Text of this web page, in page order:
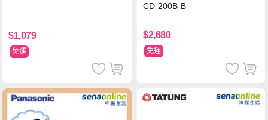
$1,079
免運
CD-200B-B
$2,680
免運